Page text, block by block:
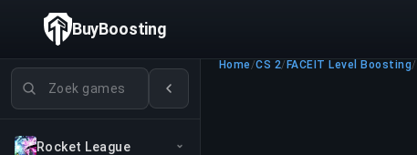
Games zoeken
Rocket League
BuyBoosting
Home/CS 2/ FACEIT Level Boosting/